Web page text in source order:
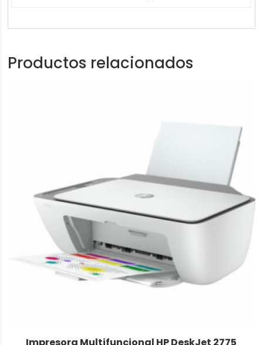
Productos relacionados
Impresora Multifuncional HP DeskJet 2775